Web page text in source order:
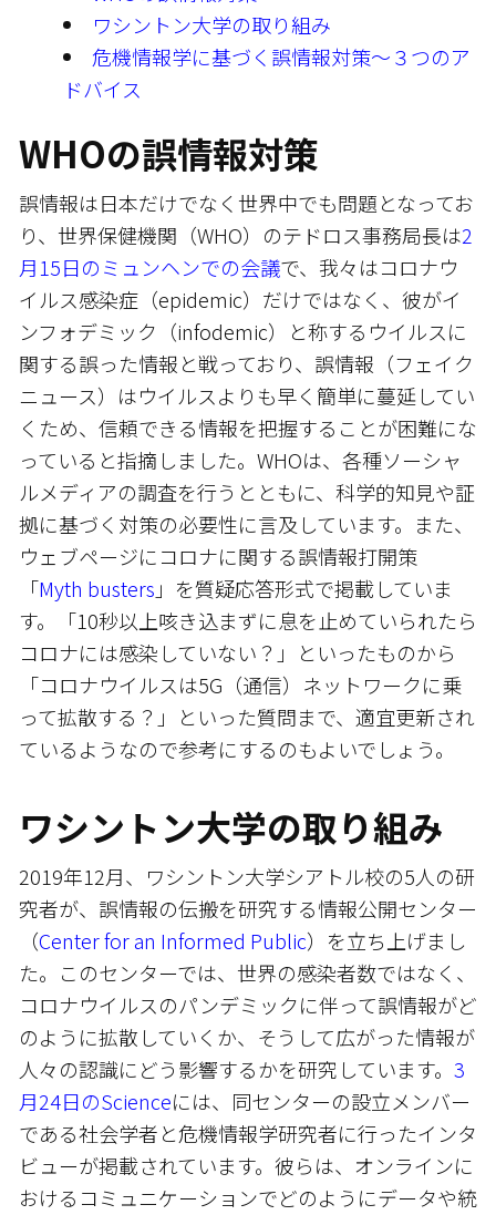
ワシントン大学の取り組み
危機情報学に基づく誤情報対策～３つのア
ドバイス
WHOの誤情報対策
誤情報は日本だけでなく世界中でも問題となってお
り、世界保健機関（WHO）のテドロス事務局長は2
月15日のミュンヘンでの会議で、我々はコロナウ
イルス感染症（epidemic）だけではなく、彼がイ
ンフォデミック（infodemic）と称するウイルスに
関する誤った情報と戦っており、誤情報（フェイク
ニュース）はウイルスよりも早く簡単に蔓延してい
くため、信頼できる情報を把握することが困難にな
っていると指摘しました。WHOは、各種ソーシャ
ルメディアの調査を行うとともに、科学的知見や証
拠に基づく対策の必要性に言及しています。また、
ウェブページにコロナに関する誤情報打開策
「Myth busters 」を質疑応答形式で掲載していま
す。「10秒以上咳き込まずに息を止めていられたら
コロナには感染していない？」といったものから
「コロナウイルスは5G（通信）ネットワークに乗
って拡散する？」といった質問まで、適宜更新され
ているようなので参考にするのもよいでしょう。
ワシントン大学の取り組み
2019年12月、ワシントン大学シアトル校の5人の研
究者が、誤情報の伝搬を研究する情報公開センター
（Center for an Informed Public）を立ち上げまし
た。このセンターでは、世界の感染者数ではなく、
コロナウイルスのパンデミックに伴って誤情報がど
のように拡散していくか、そうして広がった情報が
人々の認識にどう影響するかを研究しています。 3
月24日のScienceには、同センターの設立メンバー
である社会学者と危機情報学研究者に行ったインタ
ビューが掲載されています。彼らは、オンラインに
おけるコミュニケーションでどのようにデータや統